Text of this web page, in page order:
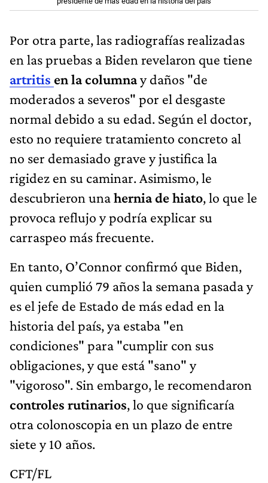
Por otra parte, las radiografías realizadas
en las pruebas a Biden revelaron que tiene
artritis en la columnay daños "de
moderados a severos" por el desgaste
normal debido a su edad. Según el doctor,
esto no requiere tratamiento concreto al
no ser demasiado grave y justifica la
rigidez en su caminar. Asimismo, le
descubrieron unahernia de hiato, lo que le
provoca reflujo y podría explicar su
carraspeo más frecuente.
En tanto, O’Connor confirmó que Biden,
quien cumplió 79 años la semana pasada y
es el jefe de Estado de más edad en la
historia del país, ya estaba "en
condiciones" para "cumplir con sus
obligaciones, y que está "sano" y
"vigoroso". Sin embargo, le recomendaron
controles rutinarios, lo que significaría
otra colonoscopia en un plazo de entre
siete y 10 años.
CFT/FL